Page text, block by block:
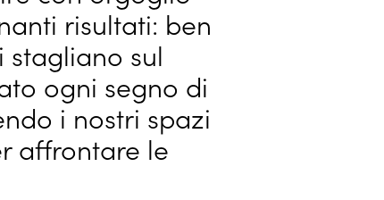
risultati: ben
stagliano sul
ogni segno di
i nostri spazi
affrontare le